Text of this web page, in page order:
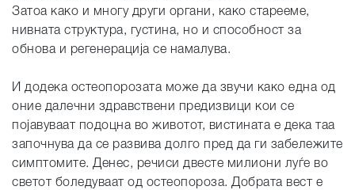
Затоа како и многу други органи, како старееме,
нивната структура, густина, но и способност за
обнова и регенерација се намалува.
И додека остеопорозата може да звучи како една од
оние далечни здравствени предизвици кои се
појавуваат подоцна во животот, вистината е дека таа
започнува да се развива долго пред да ги забележите
симптомите. Денес, речиси двесте милиони луѓе во
светот боледуваат од остеопороза. Добрата вест е